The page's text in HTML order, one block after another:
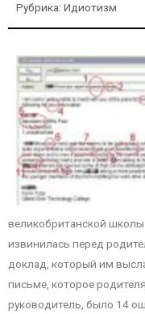
Рубрика: Идиотизм
великобританской
извинилась перед
доклад, который им
письме, которое
руководитель, было 14